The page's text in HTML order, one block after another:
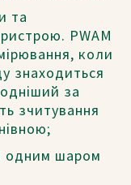
та
PWAM
коли
знаходиться
за
зчитування
одним шаром